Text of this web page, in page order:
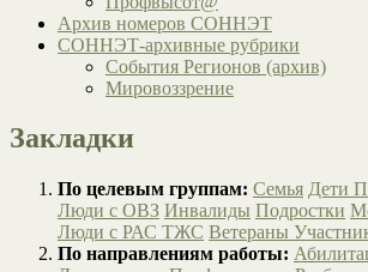
Архив номеров СОННЭТ
СОННЭТ-архивные рубрики
События Регионов (архив)
Мировоззрение
Закладки
По целевым группам: Семья Дети
Люди с ОВЗ Инвалиды Подростки
Люди с РАС ТЖС Ветераны
По направлениям работы: